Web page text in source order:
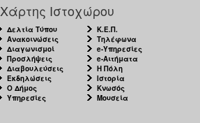
Χάρτης Ιστοχώρου
Δελτία Τύπου
Ανακοινώσεις
Διαγωνισμοί
Προσλήψεις
Διαβουλεύσεις
Εκδηλώσεις
Ο Δήμος
Υπηρεσίες
Κ.Ε.Π.
Τηλέφωνα
e-Υπηρεσίες
e-Αιτήματα
Η Πόλη
Ιστορία
Κνωσός
Μουσεία